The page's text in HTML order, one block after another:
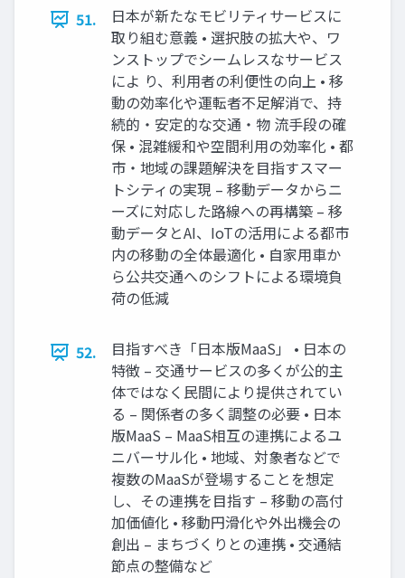
51.
日本が新たなモビリティサービスに
取り組む意義 • 選択肢の拡大や、ワ
ンストップでシームレスなサービス
によ り、利用者の利便性の向上 • 移
動の効率化や運転者不足解消で、持
続的・安定的な交通・物 流手段の確
保 • 混雑緩和や空間利用の効率化 • 都
市・地域の課題解決を目指すスマー
トシティの実現 – 移動データからニ
ーズに対応した路線への再構築 – 移
動データとAI、IoTの活用による都市
内の移動の全体最適化 • 自家用車か
ら公共交通へのシフトによる環境負
荷の低減
52.
目指すべき「日本版MaaS」 • 日本の
特徴 – 交通サービスの多くが公的主
体ではなく民間により提供されてい
る – 関係者の多く調整の必要 • 日本
版MaaS – MaaS相互の連携によるユ
ニバーサル化 • 地域、対象者などで
複数のMaaSが登場することを想定
し、その連携を目指す – 移動の高付
加価値化 • 移動円滑化や外出機会の
創出 – まちづくりとの連携 • 交通結
節点の整備など